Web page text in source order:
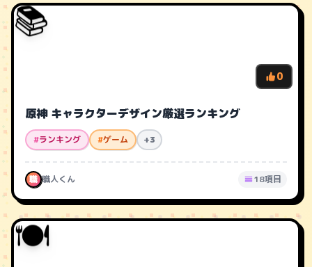
📚
0
原神 キャラクターデザイン厳選ランキング
#ランキング #ゲーム +3
職 職人くん 18項目
🍽️